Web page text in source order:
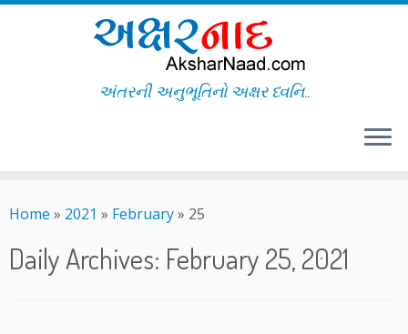
to
અંતરની અનુભૂતિનો અક્ષર ધ્વનિ..
Home » 2021 » February» 25
Daily Archives: February 25, 2021